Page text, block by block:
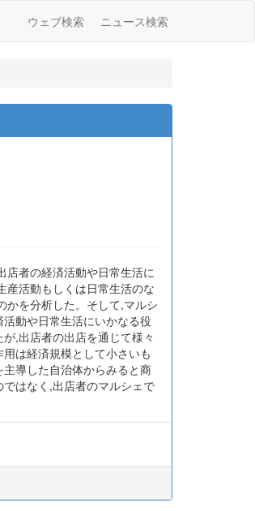
ウェブ検索 ニュース検索
店者の経済活動や日常生活に
産活動もしくは日常生活のな
かを分析した。そして,マルシ
動や日常生活にいかなる役
,出店者の出店を通じて様々
は経済規模として小さいも
導した自治体からみると商
はなく,出店者のマルシェで